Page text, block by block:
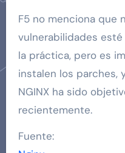
F5 no menciona que
vulnerabilidades
la práctica, pero es
instalen los parches,
NGINX ha sido
recientemente.
Fuente: